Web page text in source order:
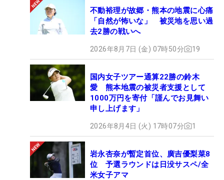
不動裕理が故郷・熊本の地震に心痛
「自然が怖いな」 被災地を思い過
去2勝の戦いへ
2026年8月7日 (金) 07時50分 19
国内女子ツアー通算22勝の鈴木
愛 熊本地震の被災者支援として
1000万円を寄付「謹んでお見舞い
申し上げます」
2026年8月4日 (火) 17時07分 1
岩永杏奈が暫定首位、廣吉優梨菜8
位 予選ラウンドは日没サスペ/全
米女子アマ